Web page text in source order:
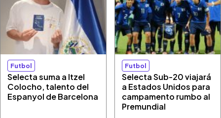
Futbol
Selecta suma a Itzel
Colocho, talento del
Espanyol de Barcelona
Futbol
Selecta Sub-20 viajará
a Estados Unidos para
campamento rumbo al
Premundial